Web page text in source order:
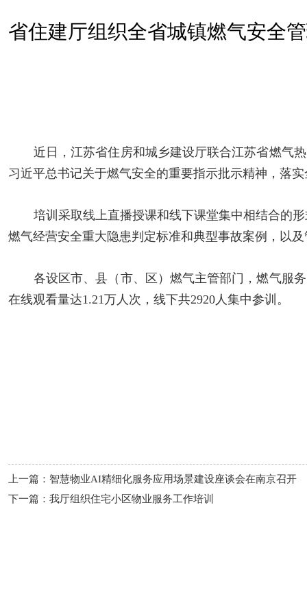
省住建厅组织全省城镇燃气安全
近日，江苏省住房和城乡建设厅联合江苏省燃气
习近平总书记关于燃气安全的重要指示批示精神，落
培训采取线上直播授课和线下课堂集中相结合的
燃气经营安全重大隐患判定标准和典型事故案例，以
各设区市、县（市、区）燃气主管部门，燃气服
在线观看量达1.21万人次，线下共2920人集中参训。
上一篇：智慧物业AI精细化服务应用场景建设座谈会在南京召开
下一篇：我厅组织住宅小区物业服务工作培训